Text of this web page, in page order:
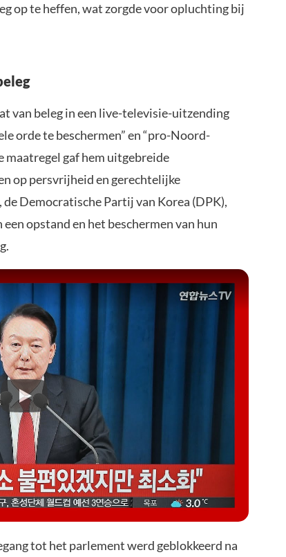
op te heffen, wat zorgde voor opluchting bij
van beleg in een live-televisie-uitzending
orde te beschermen” en “pro-Noord-
maatregel gaf hem uitgebreide
op persvrijheid en gerechtelijke
Democratische Partij van Korea (DPK),
opstand en het beschermen van hun
tot het parlement werd geblokkeerd na